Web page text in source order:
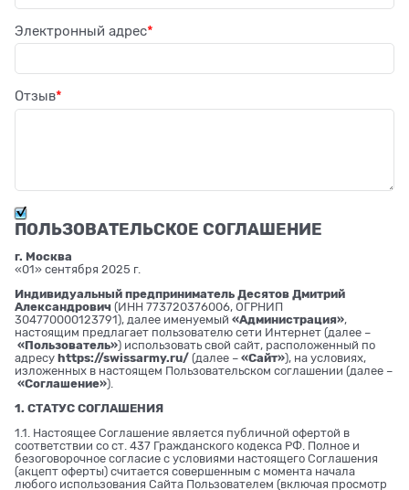
Электронный адрес
Отзыв
ПОЛЬЗОВАТЕЛЬСКОЕ СОГЛАШЕНИЕ
г. Москва
«01» сентября 2025 г.
Индивидуальный предприниматель Десятов Дмитрий
Александрович (ИНН 773720376006, ОГРНИП
304770000123791), далее именуемый «Администрация»,
настоящим предлагает пользователю сети Интернет (далее –
«Пользователь») использовать свой сайт, расположенный по
адресу https://swissarmy.ru/ (далее – «Сайт»), на условиях,
изложенных в настоящем Пользовательском соглашении (далее –
«Соглашение»).
1. СТАТУС СОГЛАШЕНИЯ
1.1. Настоящее Соглашение является публичной офертой в
соответствии со ст. 437 Гражданского кодекса РФ. Полное и
безоговорочное согласие с условиями настоящего Соглашения
(акцепт оферты) считается совершенным с момента начала
любого использования Сайта Пользователем (включая просмотр